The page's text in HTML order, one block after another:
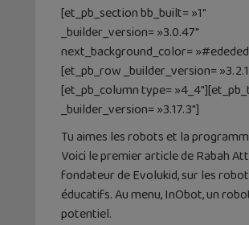
[et_pb_section bb_built= »1″
_builder_version= »3.0.47″
next_background_color=
[et_pb_row _builder_version=
[et_pb_column type=
_builder_version= »3.17.3″]
Tu aimes les robots et la
Voici le premier article de Rabah
fondateur de Evolukid, sur les
éducatifs. Au menu, InObot, un
potentiel.